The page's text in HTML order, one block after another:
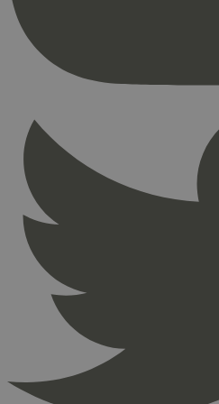
nelapi-product-archive-filters